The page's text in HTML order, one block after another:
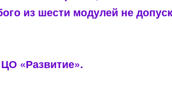
из шести модулей не
«Развитие».